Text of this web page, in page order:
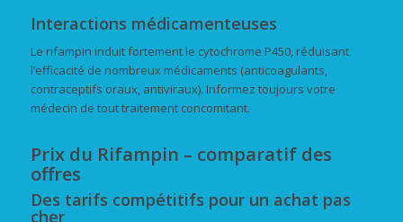
Interactions médicamenteuses
Le rifampin induit fortement le cytochrome P450, réduisant
l’efficacité de nombreux médicaments (anticoagulants,
contraceptifs oraux, antiviraux). Informez toujours votre
médecin de tout traitement concomitant.
Prix du Rifampin – comparatif des
offres
Des tarifs compétitifs pour un achat pas
cher